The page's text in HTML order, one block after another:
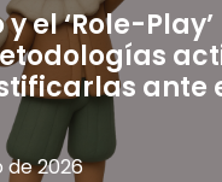
el ‘Role-Play’
ante
de 2026